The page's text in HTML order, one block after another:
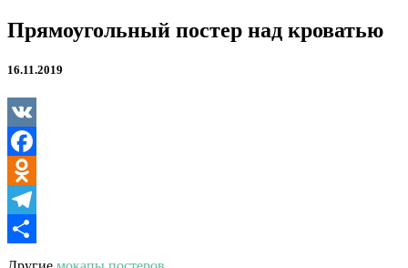
Прямоугольный
постер
кроватью
Прямоугольный постер над кроватью
16.11.2019
VK
Facebook
Odnoklassniki
Telegram
Отправить